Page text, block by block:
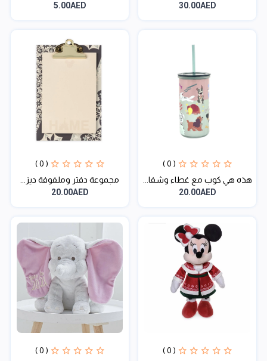
30.00AED
5.00AED
( 0 )
هذه هي كوب مع غطاء وشفا...
20.00AED
( 0 )
مجموعة دفتر وملفوفة ديز...
20.00AED
( 0 )
( 0 )